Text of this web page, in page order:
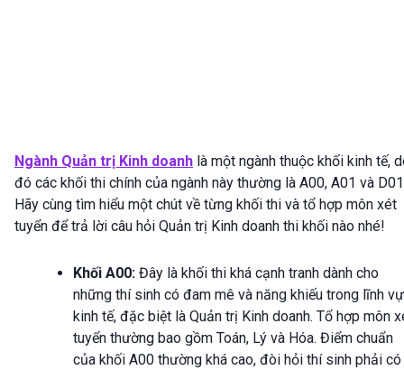
Ngành Quản trị Kinh doanh là một ngành thuộc khối kinh tế,
đó các khối thi chính của ngành này thường là A00, A01 và
Hãy cùng tìm hiểu một chút về từng khối thi và tổ hợp môn xét
tuyển để trả lời câu hỏi Quản trị Kinh doanh thi khối nào nhé!
Khối A00: Đây là khối thi khá cạnh tranh dành cho
những thí sinh có đam mê và năng khiếu trong lĩnh
kinh tế, đặc biệt là Quản trị Kinh doanh. Tổ hợp môn
tuyển thường bao gồm Toán, Lý và Hóa. Điểm chuẩn
của khối A00 thường khá cao, đòi hỏi thí sinh phải có